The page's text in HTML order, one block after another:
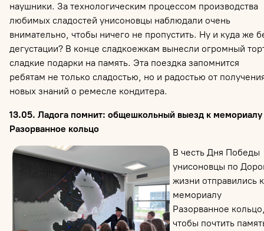
наушники. За технологическим процессом производства
любимых сладостей унисоновцы наблюдали очень
внимательно, чтобы ничего не пропустить. Ну и куда же
дегустации? В конце сладкоежкам вынесли огромный
сладкие подарки на память. Эта поездка запомнится
ребятам не только сладостью, но и радостью от
новых знаний о ремесле кондитера.
13.05. Ладога помнит: общешкольный выезд к мемориалу
Разорванное кольцо
В честь Дня Победы
унисоновцы по
жизни отправились к
мемориалу
Разорванное
чтобы почтить